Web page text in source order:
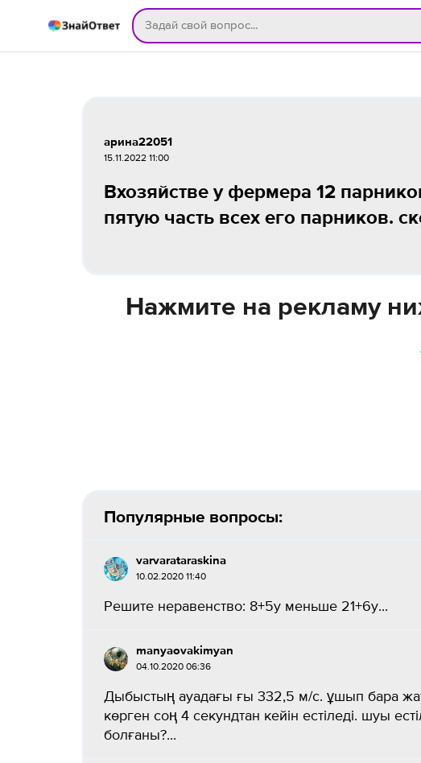
арина22051
15.11.2022 11:00
Вхозяйстве у фермера 12
пятую часть всех его парников.
Нажмите на рекламу
Популярные вопросы:
varvarataraskina
10.02.2020 11:40
Решите неравенство: 8+5y меньше 21+6y...
manyaovakimyan
04.10.2020 06:36
Дыбыстың ауадағы ғы 332,5 м/с. ұшып бара
көрген соң 4 секундтан кейін естіледі. шуы
болғаны?...